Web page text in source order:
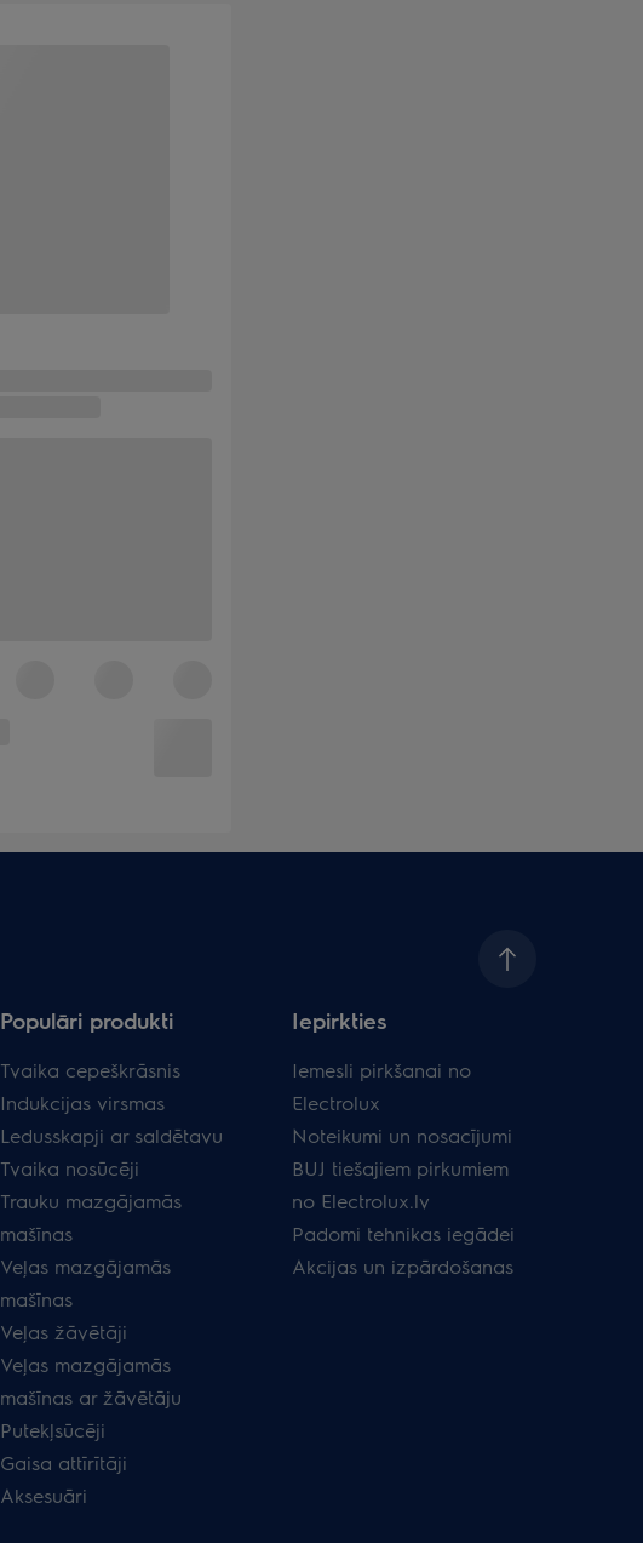
Populāri produkti
Tvaika cepeškrāsnis
Indukcijas virsmas
Ledusskapji ar saldētavu
Tvaika nosūcēji
Trauku mazgājamās
mašīnas
Veļas mazgājamās
mašīnas
Veļas žāvētāji
Veļas mazgājamās
mašīnas ar žāvētāju
Putekļsūcēji
Gaisa attīrītāji
Aksesuāri
Iepirkties
Iemesli pirkšanai no
Electrolux
Noteikumi un nosacījumi
BUJ tiešajiem pirkumiem
no Electrolux.lv
Padomi tehnikas iegādei
Akcijas un izpārdošanas